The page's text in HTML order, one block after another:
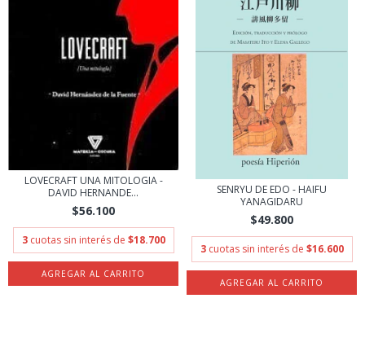
LOVECRAFT UNA MITOLOGIA -
DAVID HERNANDE...
$56.100
3 cuotas sin interés de $18.700
SENRYU DE EDO - HAIFU
YANAGIDARU
$49.800
3 cuotas sin interés de $16.600